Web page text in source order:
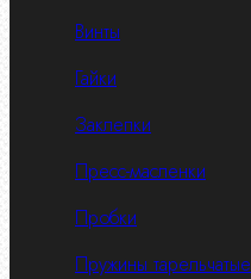
Винты
Гайки
Заклепки
Пресс-масленки
Пробки
Пружины тарельчатые